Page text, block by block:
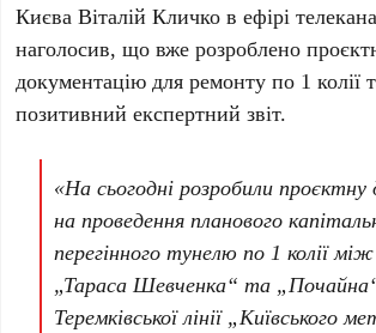
КиєваВіталій Кличко в ефірі
наголосив, що вже розроблено
документацію для ремонту по 1 колії
позитивний експертний звіт.
«На сьогодні розробили
на проведення планового
перегінного тунелю по 1 колії
„Тараса Шевченка“ та
Теремківської лінії „Київського